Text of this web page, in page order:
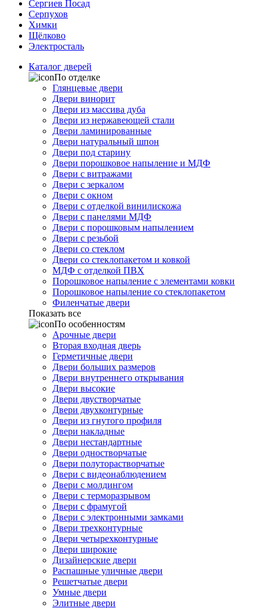
Сергиев Посад
Серпухов
Химки
Щёлково
Электросталь
Каталог дверей
По отделке
Глянцевые двери
Двери винорит
Двери из массива дуба
Двери из нержавеющей стали
Двери ламинированные
Двери натуральный шпон
Двери под старину
Двери порошковое напыление и МДФ
Двери с витражами
Двери с зеркалом
Двери с окном
Двери с отделкой винилискожа
Двери с панелями МДФ
Двери с порошковым напылением
Двери с резьбой
Двери со стеклом
Двери со стеклопакетом и ковкой
МДФ с отделкой ПВХ
Порошковое напыление с элементами ковки
Порошковое напыление со стеклопакетом
Филенчатые двери
Показать все
По особенностям
Арочные двери
Вторая входная дверь
Герметичные двери
Двери больших размеров
Двери внутреннего открывания
Двери высокие
Двери двустворчатые
Двери двухконтурные
Двери из гнутого профиля
Двери накладные
Двери нестандартные
Двери одностворчатые
Двери полуторастворчатые
Двери с видеонаблюдением
Двери с молдингом
Двери с терморазрывом
Двери с фрамугой
Двери с электронными замками
Двери трехконтурные
Двери четырехконтурные
Двери широкие
Дизайнерские двери
Распашные уличные двери
Решетчатые двери
Умные двери
Элитные двери